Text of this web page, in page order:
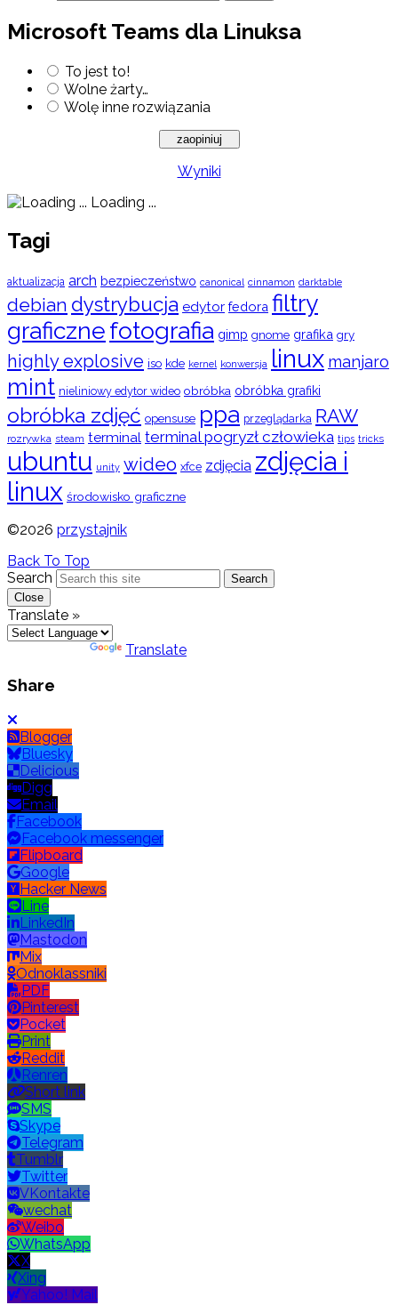
Microsoft Teams dla Linuksa
To jest to!
Wolne żarty…
Wolę inne rozwiązania
Wyniki
Loading ...
Tagi
aktualizacja arch bezpieczeństwo canonical cinnamon darktable
debian dystrybucja edytor fedora filtry
graficznefotografia gimp gnome grafika gry
highly explosive iso kde kernel konwersja linux manjaro
mint nieliniowy edytor wideo obróbka obróbka grafiki
obróbka zdjęć opensuse ppa przeglądarka RAW
rozrywka steam terminal terminal pogryzł człowieka tips tricks
ubuntu unity wideo xfce zdjęcia zdjęcia i
linux środowisko graficzne
©2026 przystajnik
Back To Top
Search
Search
Close
Translate »
Translate
Share
Blogger
Bluesky
Delicious
Digg
Email
Facebook
Facebook messenger
Flipboard
Google
Hacker News
Line
LinkedIn
Mastodon
Mix
Odnoklassniki
PDF
Pinterest
Pocket
Print
Reddit
Renren
Short link
SMS
Skype
Telegram
Tumblr
Twitter
VKontakte
wechat
Weibo
WhatsApp
X
Xing
Yahoo! Mail